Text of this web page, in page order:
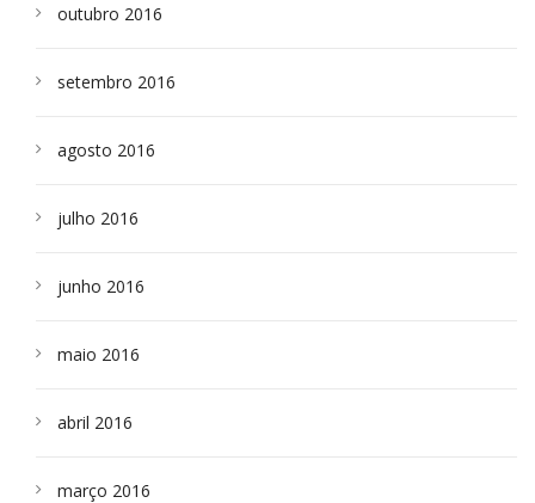
outubro 2016
setembro 2016
agosto 2016
julho 2016
junho 2016
maio 2016
abril 2016
março 2016